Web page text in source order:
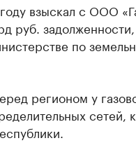
взыскал с ООО
руб.
по
регионом у
сетей,